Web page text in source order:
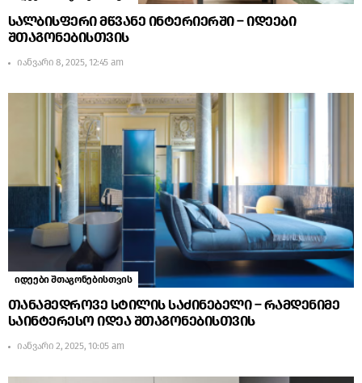
სალბისფერი მწვანე ინტერიერში – იდეები
შთაგონებისთვის
იანვარი 8, 2025, 12:45 am
იდეები შთაგონებისთვის
თანამედროვე სტილის საძინებელი – რამდენიმე
საინტერესო იდეა შთაგონებისთვის
იანვარი 2, 2025, 10:05 am